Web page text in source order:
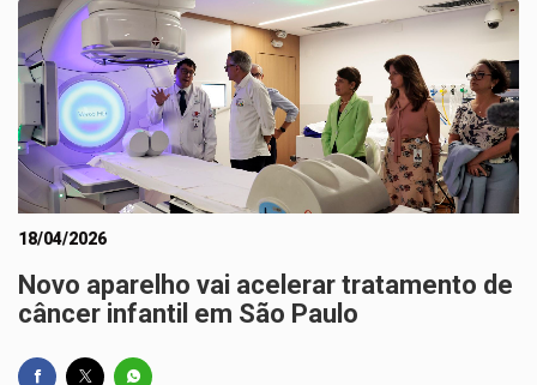
18/04/2026
Novo aparelho vai acelerar tratamento de
câncer infantil em São Paulo